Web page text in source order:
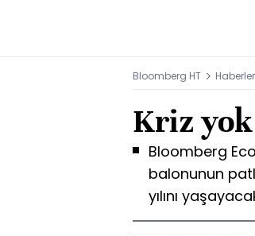
Bloomberg HT Haberler
Kriz
Bloomberg
balonunun
yılını